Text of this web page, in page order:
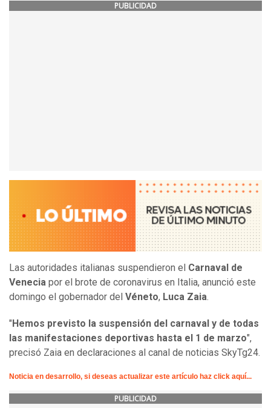
PUBLICIDAD
Las autoridades italianas suspendieron el Carnaval de
Venecia por el brote de coronavirus en Italia, anunció este
domingo el gobernador del Véneto, Luca Zaia.
" Hemos previsto la suspensión del carnaval y de todas
las manifestaciones deportivas hasta el 1 de marzo",
precisó Zaia en declaraciones al canal de noticias SkyTg24.
Noticia en desarrollo, si deseas actualizar este artículo haz click aquí...
PUBLICIDAD